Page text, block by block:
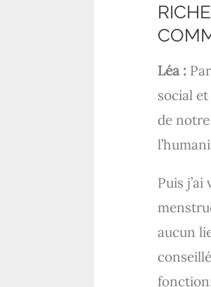
Léa :
social
de
Puis
aucun